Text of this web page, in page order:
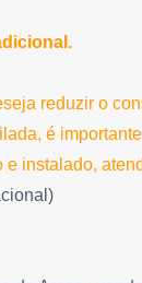
reduzir o
é
instalado,